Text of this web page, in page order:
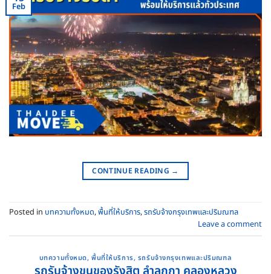
Feb
CONTINUE READING →
Posted in บทความทั้งหมด,พื้นที่ให้บริการ,รถรับจ้างกรุงเทพและปริมณฑล
Leave a comment
บทความทั้งหมด,พื้นที่ให้บริการ, รถรับจ้างกรุงเทพและปริมณฑล